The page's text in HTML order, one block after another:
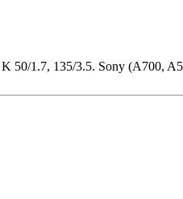
50/1.7, 135/3.5. Sony (A700,